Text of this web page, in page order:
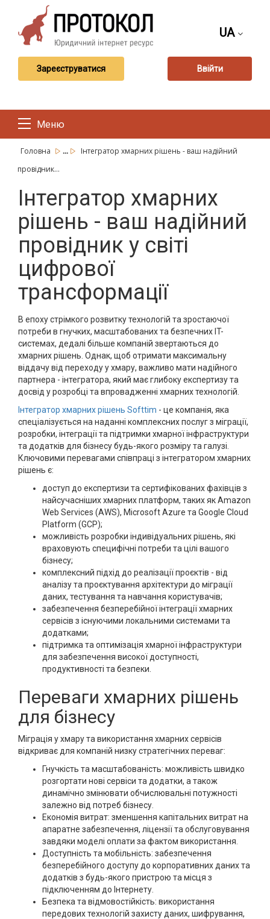
UA
Зареєструватися Ввійти
Меню
Головна ...
Інтегратор хмарних рішень - ваш надійний
провідник...
Інтегратор хмарних
рішень - ваш надійний
провідник у світі
цифрової
трансформації
В епоху стрімкого розвитку технологій та зростаючої
потреби в гнучких, масштабованих та безпечних IT-
системах, дедалі більше компаній звертаються до
хмарних рішень. Однак, щоб отримати максимальну
віддачу від переходу у хмару, важливо мати надійного
партнера - інтегратора, який має глибоку експертизу та
досвід у розробці та впровадженні хмарних технологій.
Інтегратор хмарних рішень Softtim - це компанія, яка
спеціалізується на наданні комплексних послуг з міграції,
розробки, інтеграції та підтримки хмарної інфраструктури
та додатків для бізнесу будь-якого розміру та галузі.
Ключовими перевагами співпраці з інтегратором хмарних
рішень є:
доступ до експертизи та сертифікованих фахівців з
найсучасніших хмарних платформ, таких як Amazon
Web Services (AWS), Microsoft Azure та Google Cloud
Platform (GCP);
можливість розробки індивідуальних рішень, які
враховують специфічні потреби та цілі вашого
бізнесу;
комплексний підхід до реалізації проєктів - від
аналізу та проєктування архітектури до міграції
даних, тестування та навчання користувачів;
забезпечення безперебійної інтеграції хмарних
сервісів з існуючими локальними системами та
додатками;
підтримка та оптимізація хмарної інфраструктури
для забезпечення високої доступності,
продуктивності та безпеки.
Переваги хмарних рішень
для бізнесу
Міграція у хмару та використання хмарних сервісів
відкриває для компаній низку стратегічних переваг:
Гнучкість та масштабованість: можливість швидко
розгортати нові сервіси та додатки, а також
динамічно змінювати обчислювальні потужності
залежно від потреб бізнесу.
Економія витрат: зменшення капітальних витрат на
апаратне забезпечення, ліцензії та обслуговування
завдяки моделі оплати за фактом використання.
Доступність та мобільність: забезпечення
безперебійного доступу до корпоративних даних та
додатків з будь-якого пристрою та місця з
підключенням до Інтернету.
Безпека та відмовостійкість: використання
передових технологій захисту даних, шифрування,